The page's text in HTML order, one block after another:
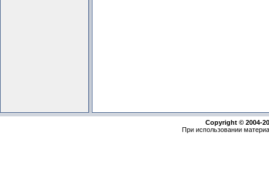
Copyright © 2004-
При использовании